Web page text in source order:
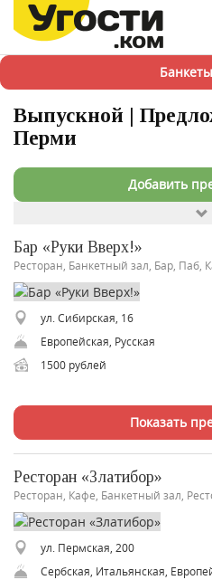
Выпускной |
Перми
Добавить
Бар «Руки Вверх!»
Ресторан, Банкетный зал, Бар, Паб,
ул. Сибирская, 16
Европейская, Русская
1500 рублей
Показать
Ресторан «Златибор»
Ресторан, Кафе, Банкетный зал,
ул. Пермская, 200
Сербская, Итальянская,